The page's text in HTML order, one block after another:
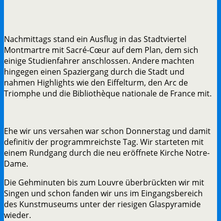
Nachmittags stand ein Ausflug in das Stadtviertel
Montmartre mit Sacré-Cœur auf dem Plan, dem sich
einige Studienfahrer anschlossen. Andere machten
hingegen einen Spaziergang durch die Stadt und
nahmen Highlights wie den Eiffelturm, den Arc de
Triomphe und die Bibliothèque nationale de France mit.
Ehe wir uns versahen war schon Donnerstag und damit
definitiv der programmreichste Tag. Wir starteten mit
einem Rundgang durch die neu eröffnete Kirche Notre-
Dame.
Die Gehminuten bis zum Louvre überbrückten wir mit
Singen und schon fanden wir uns im Eingangsbereich
des Kunstmuseums unter der riesigen Glaspyramide
wieder.